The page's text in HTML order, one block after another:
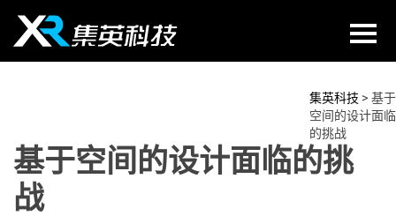
content
集英科技 > 基于
空间的设计面临
的挑战
基于空间的设计面临的挑
战